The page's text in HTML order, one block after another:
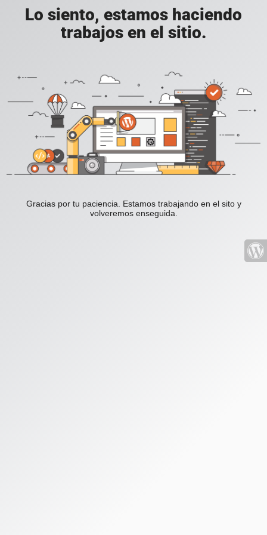
Lo siento, estamos haciendo
trabajos en el sitio.
Gracias por tu paciencia. Estamos trabajando en el sito y
volveremos enseguida.